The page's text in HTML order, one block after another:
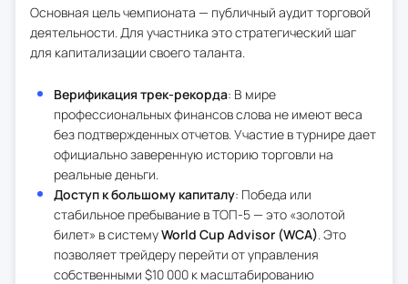
Основная цель чемпионата — публичный аудит торговой
деятельности. Для участника это стратегический шаг
для капитализации своего таланта.
Верификация трек-рекорда: В мире
профессиональных финансов слова не имеют веса
без подтвержденных отчетов. Участие в турнире дает
официально заверенную историю торговли на
реальные деньги.
Доступ к большому капиталу: Победа или
стабильное пребывание в ТОП-5 — это «золотой
билет» в системуWorld Cup Advisor (WCA) . Это
позволяет трейдеру перейти от управления
собственными $10 000 к масштабированию